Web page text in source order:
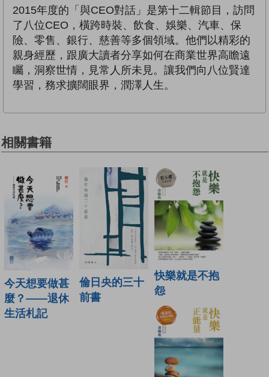
2015年度的「與CEO對話」是第十二輯節目，訪問
了八位CEO，橫跨時裝、飲食、娛樂、汽車、保
險、零售、銀行、慈善等多個領域。他們以精彩的
親身經歷，跟廣大讀者分享如何在商業世界高瞻遠
矚，洞察世情，見常人所未見。讓我們向八位賢達
學習，務求擴闊眼界，潤澤人生。
相關書籍
今天想要做甚
麼？——退休
生活札記
倫日央的三十
前書
快樂就是不抱
怨